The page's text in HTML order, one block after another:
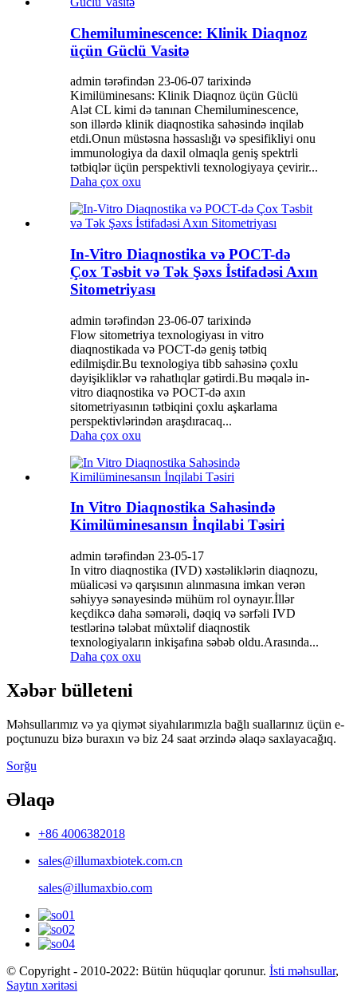
Chemiluminescence: Klinik Diaqnoz
üçün Güclü Vasitə
admin tərəfindən 23-06-07 tarixində
Kimilüminesans: Klinik Diaqnoz üçün Güclü
Alət CL kimi də tanınan Chemiluminescence,
son illərdə klinik diaqnostika sahəsində inqilab
etdi.Onun müstəsna həssaslığı və spesifikliyi onu
immunologiya da daxil olmaqla geniş spektrli
tətbiqlər üçün perspektivli texnologiyaya çevirir...
Daha çox oxu
In-Vitro Diaqnostika və POCT-də
Çox Təsbit və Tək Şəxs İstifadəsi Axın
Sitometriyası
admin tərəfindən 23-06-07 tarixində
Flow sitometriya texnologiyası in vitro
diaqnostikada və POCT-də geniş tətbiq
edilmişdir.Bu texnologiya tibb sahəsinə çoxlu
dəyişikliklər və rahatlıqlar gətirdi.Bu məqalə in-
vitro diaqnostika və POCT-də axın
sitometriyasının tətbiqini çoxlu aşkarlama
perspektivlərindən araşdıracaq...
Daha çox oxu
In Vitro Diaqnostika Sahəsində
Kimilüminesansın İnqilabi Təsiri
admin tərəfindən 23-05-17
In vitro diaqnostika (IVD) xəstəliklərin diaqnozu,
müalicəsi və qarşısının alınmasına imkan verən
səhiyyə sənayesində mühüm rol oynayır.İllər
keçdikcə daha səmərəli, dəqiq və sərfəli IVD
testlərinə tələbat müxtəlif diaqnostik
texnologiyaların inkişafına səbəb oldu.Arasında...
Daha çox oxu
Xəbər bülleteni
Məhsullarımız və ya qiymət siyahılarımızla bağlı suallarınız üçün e-
poçtunuzu bizə buraxın və biz 24 saat ərzində əlaqə saxlayacağıq.
Sorğu
Əlaqə
+86 4006382018
sales@illumaxbiotek.com.cn
sales@illumaxbio.com
© Copyright - 2010-2022: Bütün hüquqlar qorunur. İsti məhsullar,
Saytın xəritəsi